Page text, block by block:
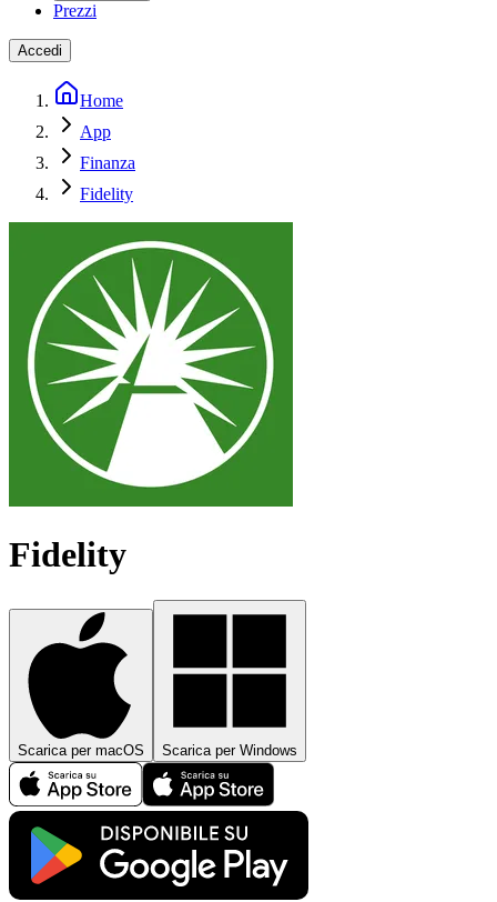
Prezzi
Accedi
Home
App
Finanza
Fidelity
Fidelity
Scarica per macOS Scarica per Windows